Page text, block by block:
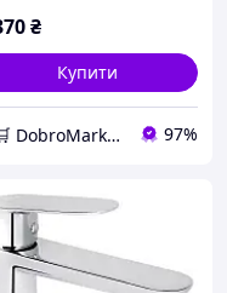
₴
Купити
💛🛒 DobroMarket 💛🛒 мережа інтернет-магазинів 97%